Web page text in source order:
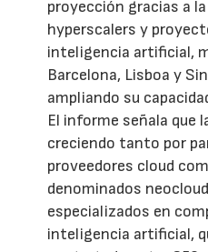
proyección gracias a
hyperscalers y
inteligencia artificial,
Barcelona, Lisboa y
ampliando su
El informe señala que
creciendo tanto por
proveedores cloud
denominados
especializados en
inteligencia artificial,